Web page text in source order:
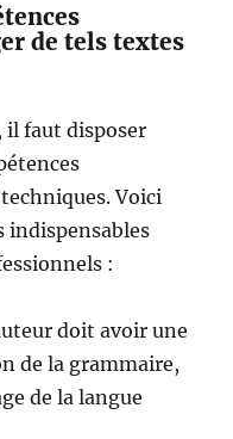
de tels textes
il faut disposer
Voici
indispensables
:
doit avoir une
de la grammaire,
de la langue